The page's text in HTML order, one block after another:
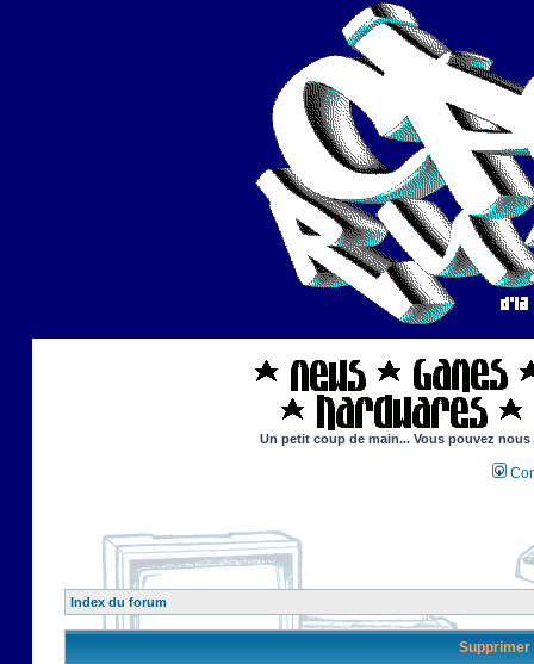
Un petit coup de main... Vous pouvez
Index du forum
Supprimer